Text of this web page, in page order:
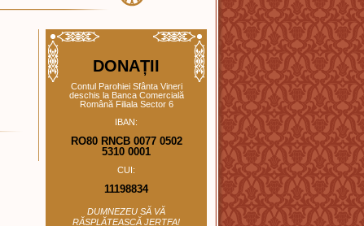
DONAȚII
Contul Parohiei Sfânta Vineri
deschis la Banca Comercială
Română Filiala Sector 6
IBAN:
RO80 RNCB 0077 0502
5310 0001
CUI:
11198834
DUMNEZEU SĂ VĂ
RĂSPLĂTEASCĂ JERTFA!